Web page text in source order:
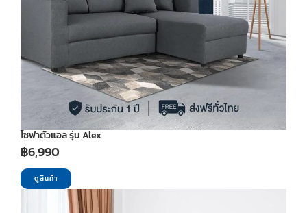
โซฟาตัวแอล รุ่น Alex
฿6,990
ดูสินค้า